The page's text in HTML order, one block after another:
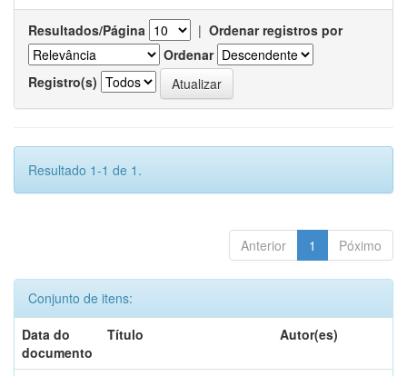
Resultados/Página | Ordenar registros por
Ordenar
Registro(s)
Resultado 1-1 de 1.
Anterior 1 Póximo
Conjunto de itens:
Data do
documento
Título Autor(es)